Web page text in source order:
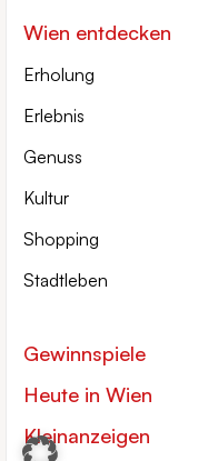
Wien entdecken
Erholung
Erlebnis
Genuss
Kultur
Shopping
Stadtleben
Gewinnspiele
Heute in Wien
Kleinanzeigen